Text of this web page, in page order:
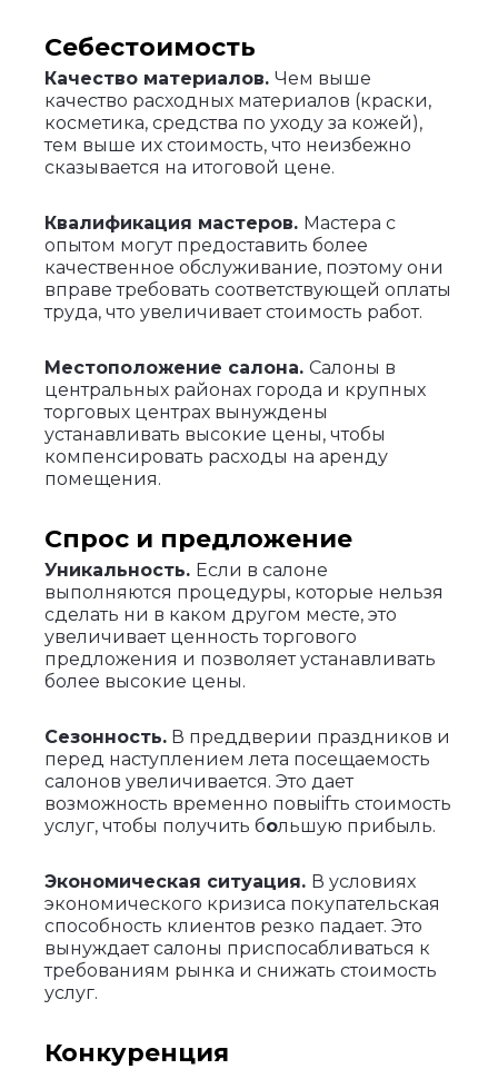
Себестоимость
Качество материалов. Чем выше
качество расходных материалов (краски,
косметика, средства по уходу за кожей),
тем выше их стоимость, что неизбежно
сказывается на итоговой цене.
Квалификация мастеров. Мастера с
опытом могут предоставить более
качественное обслуживание, поэтому они
вправе требовать соответствующей оплаты
труда, что увеличивает стоимость работ.
Местоположение салона. Салоны в
центральных районах города и крупных
торговых центрах вынуждены
устанавливать высокие цены, чтобы
компенсировать расходы на аренду
помещения.
Спрос и предложение
Уникальность. Если в салоне
выполняются процедуры, которые нельзя
сделать ни в каком другом месте, это
увеличивает ценность торгового
предложения и позволяет устанавливать
более высокие цены.
Сезонность. В преддверии праздников и
перед наступлением лета посещаемость
салонов увеличивается. Это дает
возможность временно повыifть стоимость
услуг, чтобы получить большую прибыль.
Экономическая ситуация. В условиях
экономического кризиса покупательская
способность клиентов резко падает. Это
вынуждает салоны приспосабливаться к
требованиям рынка и снижать стоимость
услуг.
Конкуренция